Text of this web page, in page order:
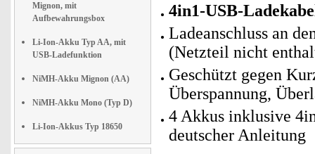
Mignon, mit
Aufbewahrungsbox
Li-Ion-Akku Typ AA, mit
USB-Ladefunktion
NiMH-Akku Mignon (AA)
NiMH-Akku Mono (Typ D)
Li-Ion-Akkus Typ 18650
4in1-USB-
Ladeanschluss an
(Netzteil nicht
Geschützt gegen
Überspannung,
4 Akkus inklusive
deutscher Anleitung